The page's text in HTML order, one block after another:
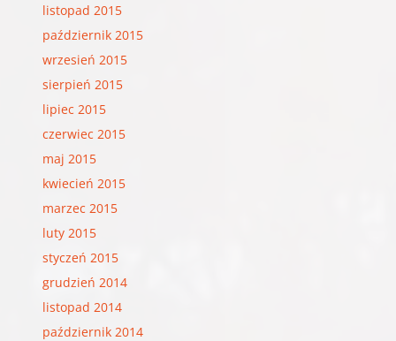
listopad 2015
październik 2015
wrzesień 2015
sierpień 2015
lipiec 2015
czerwiec 2015
maj 2015
kwiecień 2015
marzec 2015
luty 2015
styczeń 2015
grudzień 2014
listopad 2014
październik 2014